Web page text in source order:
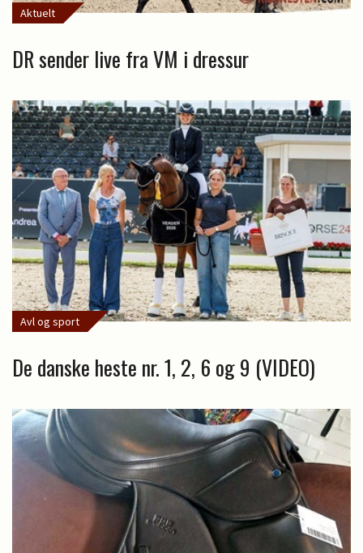
Aktuelt
DR sender live fra VM i dressur
Avl og sport
De danske heste nr. 1, 2, 6 og 9 (VIDEO)